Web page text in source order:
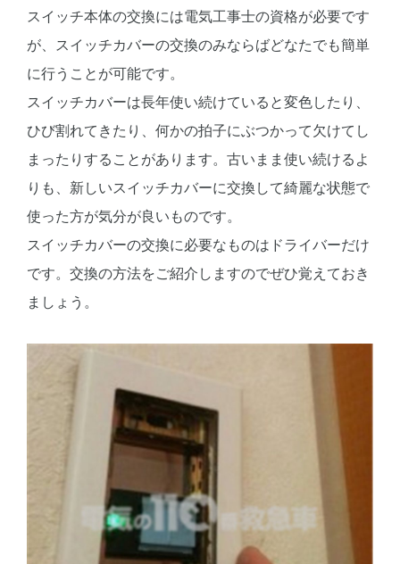
スイッチ本体の交換には電気工事士の資格が必要です
が、スイッチカバーの交換のみならばどなたでも簡単
に行うことが可能です。
スイッチカバーは長年使い続けていると変色したり、
ひび割れてきたり、何かの拍子にぶつかって欠けてし
まったりすることがあります。古いまま使い続けるよ
りも、新しいスイッチカバーに交換して綺麗な状態で
使った方が気分が良いものです。
スイッチカバーの交換に必要なものはドライバーだけ
です。交換の方法をご紹介しますのでぜひ覚えておき
ましょう。